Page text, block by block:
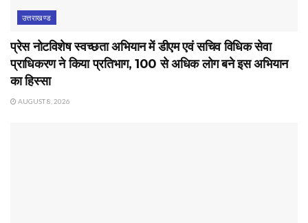
उत्तराखण्ड
प्रेस नोटविशेष स्वच्छता अभियान में डीएम एवं सचिव विधिक सेवा
प्राधिकरण ने किया प्रतिभाग, 100 से अधिक लोग बने इस अभियान
का हिस्सा
AUGUST 8, 2026